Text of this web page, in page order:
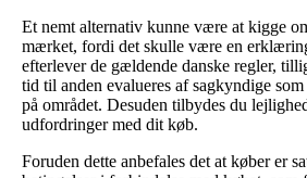
Et nemt alternativ kunne være at kigge
mærket, fordi det skulle være en
efterlever de gældende danske regler,
tid til anden evalueres af sagkyndige
på området. Desuden tilbydes du
udfordringer med dit køb.
Foruden dette anbefales det at køber er